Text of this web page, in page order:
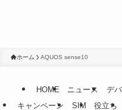
ホーム AQUOS sense10
HOME ニュース デ
キャンペーン
SIM 役立ち